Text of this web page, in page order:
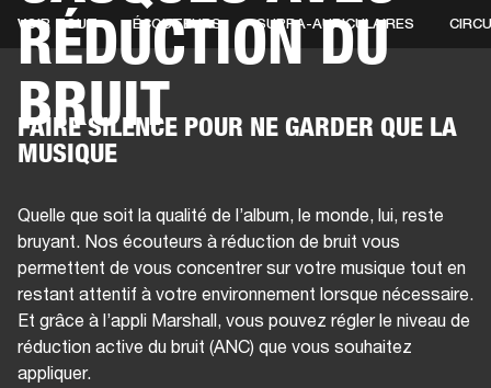
SOLUTIONS PROFESSIONNELLES
CASQUES
RÉDUCTION DU
BRUIT
VOIR TOUT ÉCOUTEURS SUPRA-AURICULAIRES
FAIRE SILENCE POUR NE GARDER QUE LA
MUSIQUE
Quelle que soit la qualité de l’album, le monde, lui, reste
bruyant. Nos écouteurs à réduction de bruit vous
permettent de vous concentrer sur votre musique tout en
restant attentif à votre environnement lorsque nécessaire.
Et grâce à l’appli Marshall, vous pouvez régler le niveau de
réduction active du bruit (ANC) que vous souhaitez
appliquer.